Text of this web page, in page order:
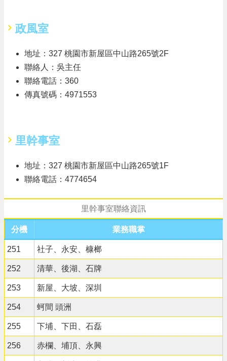
政風室
地址：327 桃園市新屋區中山路265號2F
聯絡人：吳主任
聯絡電話：360
傳真號碼：4971553
里幹事室
地址：327 桃園市新屋區中山路265號1F
聯絡電話：4774654
里幹事室聯絡資訊
分機 業務職掌
251 社子、永安、槺榔
252 清華、後湖、石牌
253 新屋、大坡、深圳
254 蚵間 頭洲
255 下埔、下田、石磊
256 赤欄、埔頂、永興